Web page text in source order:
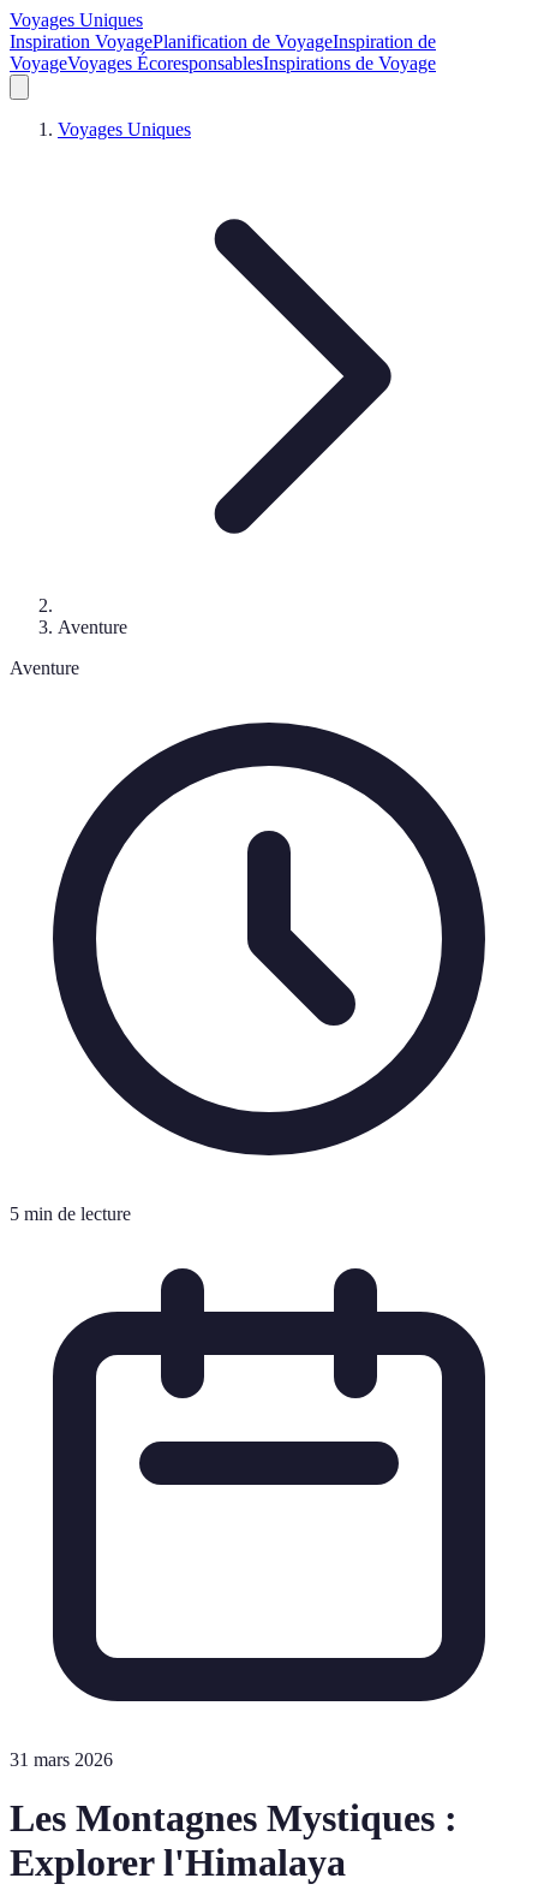
Voyages Uniques
Inspiration VoyagePlanification de VoyageInspiration de
VoyageVoyages ÉcoresponsablesInspirations de Voyage
Voyages Uniques
Aventure
Aventure
5 min de lecture
31 mars 2026
Les Montagnes Mystiques :
Explorer l'Himalaya